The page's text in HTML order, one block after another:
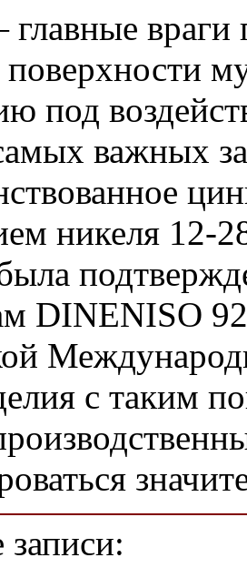
враги
поверхности
под
важных
никеля 12-
DINENISO
с таким